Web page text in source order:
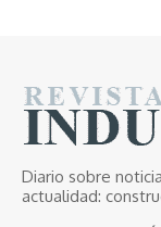
Diario sobre
actualidad: